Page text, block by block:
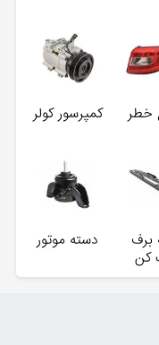
خطر کمپرسور کولر
برف
کن
دسته موتور